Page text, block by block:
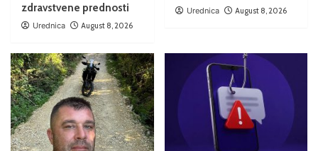
zdravstvene prednosti
Urednica August 8, 2026
Urednica August 8, 2026